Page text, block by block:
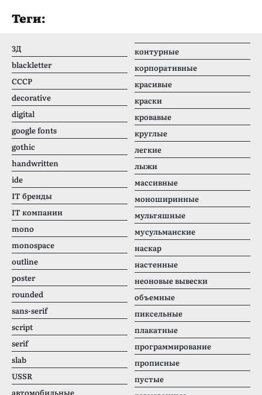
Теги:
3Д
blackletter
CCCР
decorative
digital
google fonts
gothic
handwritten
ide
IT бренды
IT компании
mono
monospace
outline
poster
rounded
sans-serif
script
serif
slab
USSR
автомобильные
контурные
корпоративные
красивые
краски
кровавые
круглые
легкие
лыжи
массивные
моноширинные
мультяшные
мусульманские
наскар
настенные
неоновые вывески
объемные
пиксельные
плакатные
программирование
прописные
пустые